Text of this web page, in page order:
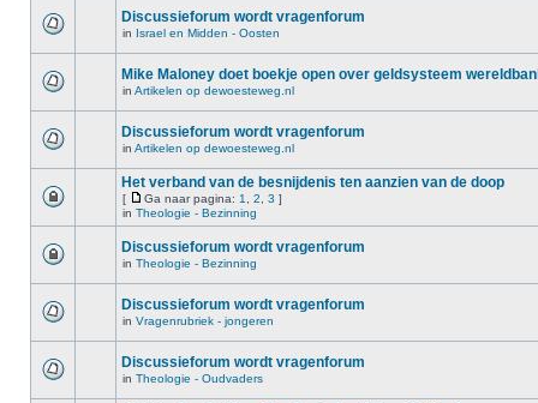
Discussieforum wordt vragenforum
in Israel en Midden - Oosten
Mike Maloney doet boekje open over geldsysteem
in Artikelen op dewoesteweg.nl
Discussieforum wordt vragenforum
in Artikelen op dewoesteweg.nl
Het verband van de besnijdenis ten aanzien van de doop
[ Ga naar pagina: 1 2 3 ]
in Theologie - Bezinning
Discussieforum wordt vragenforum
in Theologie - Bezinning
Discussieforum wordt vragenforum
in Vragenrubriek - jongeren
Discussieforum wordt vragenforum
in Theologie - Oudvaders